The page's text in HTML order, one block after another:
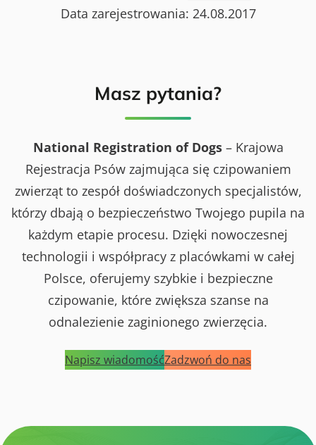
Data zarejestrowania: 24.08.2017
Masz pytania?
National Registration of Dogs– Krajowa
Rejestracja Psów zajmująca się czipowaniem
zwierząt to zespół doświadczonych specjalistów,
którzy dbają o bezpieczeństwo Twojego pupila na
każdym etapie procesu. Dzięki nowoczesnej
technologii i współpracy z placówkami w całej
Polsce, oferujemy szybkie i bezpieczne
czipowanie, które zwiększa szanse na
odnalezienie zaginionego zwierzęcia.
Napisz wiadomośćZadzwoń do nas